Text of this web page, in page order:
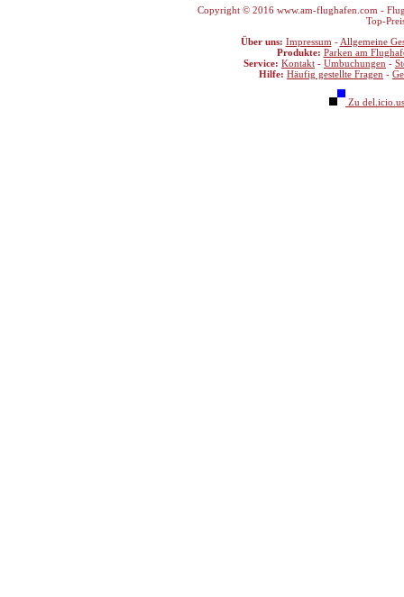
Copyright © 2016 www.am-flughafen.com -
Top-
Über uns: Impressum - Allgemeine
Produkte: Parken am
Service: Kontakt - Umbuchungen -
Hilfe: Häufig gestellte Fragen -
Zu